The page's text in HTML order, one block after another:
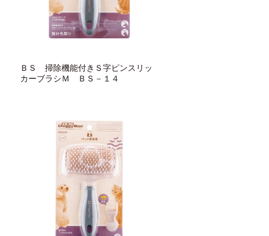
ＢＳ 掃除機能付きＳ字ピンスリッ
カーブラシＭ ＢＳ－１４